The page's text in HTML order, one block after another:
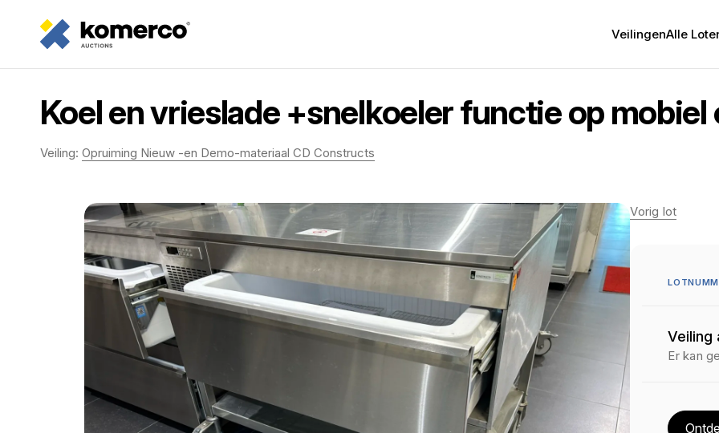
VeilingenAlle
Koel en vrieslade +snelkoeler functie op mobiel
Veiling: Opruiming Nieuw -en Demo-materiaal CD Constructs
Vorig lot
Veiling
Er kan